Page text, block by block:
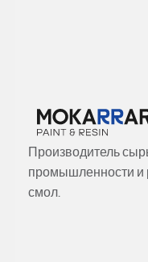
Производитель
промышленности и
смол.